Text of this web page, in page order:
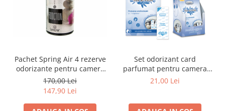
Pachet Spring Air 4 rezerve
odorizante pentru camera
Addiction,250ml
170,00 Lei
147,90 Lei
Set odorizant card
parfumat pentru camera
Noapte curata 12 bucati
21,00 Lei